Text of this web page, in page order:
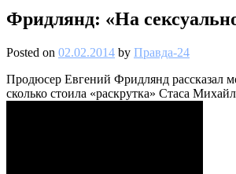
Фридлянд: «На
Posted on 02.02.2014 by Правда-24
Продюсер Евгений Фридлянд рассказал
сколько стоила «раскрутка» Стаса